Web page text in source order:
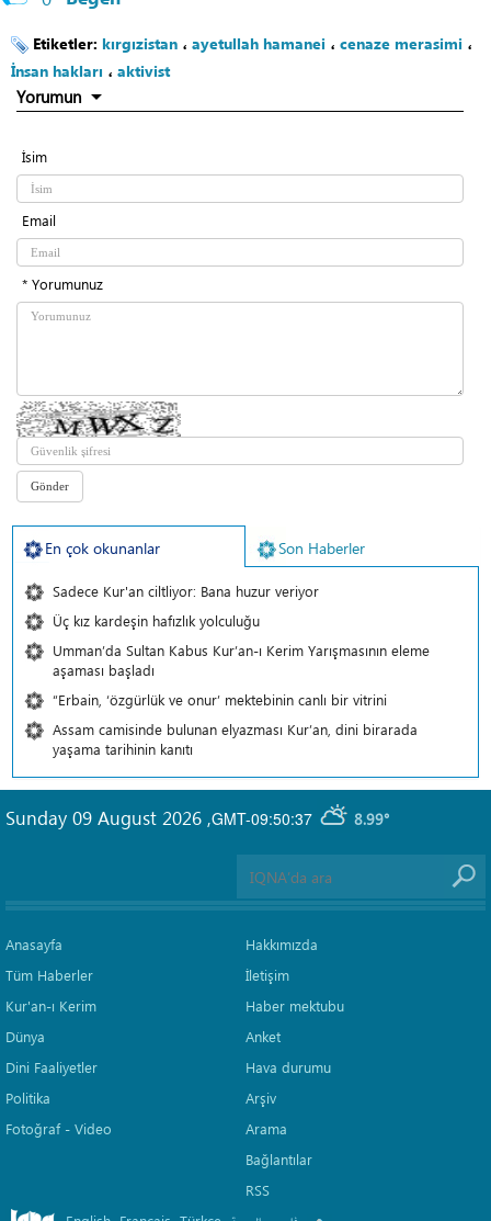
Etiketler: kırgızistan ، ayetullah hamanei ، cenaze merasimi ،
İnsan hakları ، aktivist
Yorumun
İsim
Email
* Yorumunuz
En çok okunanlar Son Haberler
Sadece Kur'an ciltliyor: Bana huzur veriyor
Üç kız kardeşin hafızlık yolculuğu
Umman’da Sultan Kabus Kur’an-ı Kerim Yarışmasının eleme
aşaması başladı
“Erbain, ‘özgürlük ve onur’ mektebinin canlı bir vitrini
Assam camisinde bulunan elyazması Kur’an, dini birarada
yaşama tarihinin kanıtı
GMT-09:50:37 8.99°
Sunday 09 August 2026 ,
Anasayfa
Tüm Haberler
Kur'an-ı Kerim
Dünya
Dini Faaliyetler
Politika
Fotoğraf - Video
Hakkımızda
İletişim
Haber mektubu
Anket
Hava durumu
Arşiv
Arama
Bağlantılar
RSS